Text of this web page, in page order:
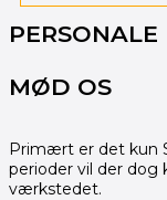
PERSONALE
MØD OS
Primært er det kun
perioder vil der dog
værkstedet.